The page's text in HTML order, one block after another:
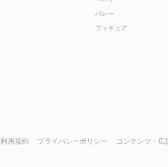
バレー
フィギュア
利用規約 プライバシーポリシー コンテンツ・広